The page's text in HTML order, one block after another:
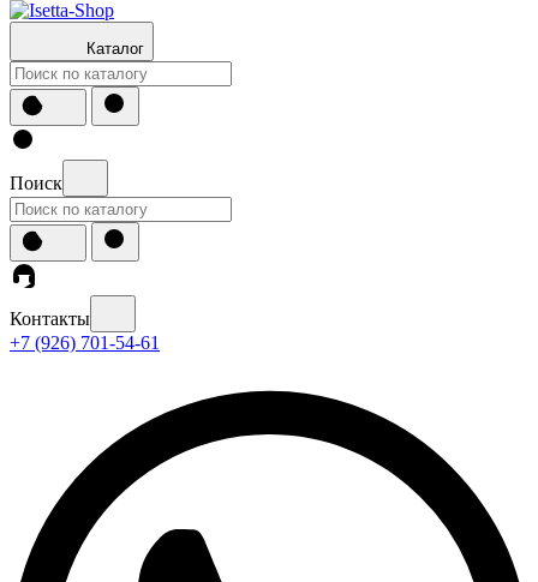
Каталог
Поиск
Контакты
+7 (926) 701-54-61